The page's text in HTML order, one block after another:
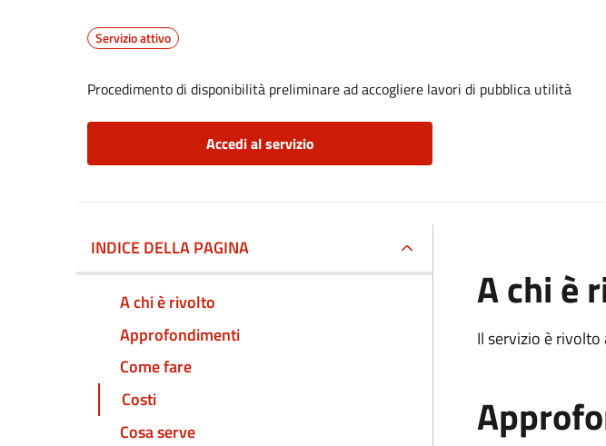
Servizio attivo
Procedimento di disponibilità preliminare ad accogliere lavori di pubblica utilità
Accedi al servizio
INDICE DELLA PAGINA
A chi è rivolto
Approfondimenti
Come fare
Costi
Cosa serve
A chi è
Il servizio è